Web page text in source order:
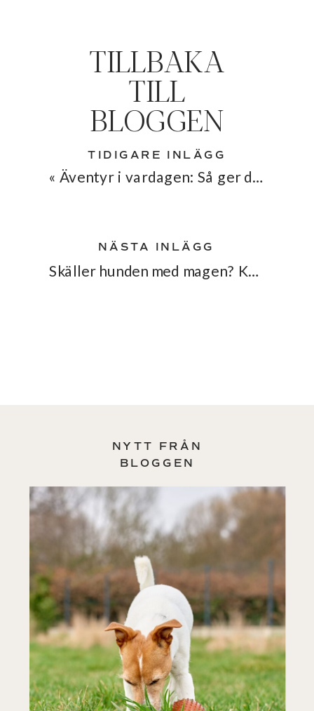
Skäller hunden med magen? Kopplingen mellan tarmflora och reaktivitet
«Äventyr i vardagen: Så ger du din hund ett rikare liv
TIDIGARE INLÄGG
NÄSTA INLÄGG
TILLBAKA
TILL
BLOGGEN
NYTT FRÅN
BLOGGEN